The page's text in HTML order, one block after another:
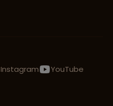
Instagram
YouTube